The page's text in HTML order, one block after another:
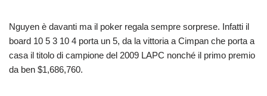
Nguyen è davanti ma il poker regala sempre sorprese. Infatti il
board 10 5 3 10 4 porta un 5, da la vittoria a Cimpan che porta a
casa il titolo di campione del 2009 LAPC nonché il primo premio
da ben $1,686,760.